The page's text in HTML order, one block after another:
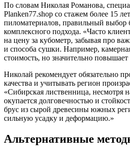
По словам Николая Романова,
Planken77.shop со стажем более 15
пиломатериалов, правильный выбор
комплексного подхода. «Часто
на цену за кубометр, забывая про
и способа сушки. Например,
стоимость, но значительно повышает
Николай рекомендует обязательно
качества и учитывать регион
«Сибирская лиственница, несмотря
окупается долговечностью и
брус из сырой древесины южных
сильную усадку и деформацию.»
Альтернативные